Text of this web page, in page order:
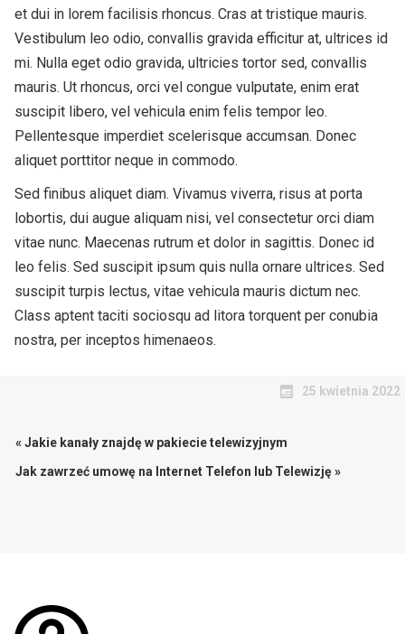
et dui in lorem facilisis rhoncus. Cras at tristique mauris.
Vestibulum leo odio, convallis gravida efficitur at, ultrices id
mi. Nulla eget odio gravida, ultricies tortor sed, convallis
mauris. Ut rhoncus, orci vel congue vulputate, enim erat
suscipit libero, vel vehicula enim felis tempor leo.
Pellentesque imperdiet scelerisque accumsan. Donec
aliquet porttitor neque in commodo.
Sed finibus aliquet diam. Vivamus viverra, risus at porta
lobortis, dui augue aliquam nisi, vel consectetur orci diam
vitae nunc. Maecenas rutrum et dolor in sagittis. Donec id
leo felis. Sed suscipit ipsum quis nulla ornare ultrices. Sed
suscipit turpis lectus, vitae vehicula mauris dictum nec.
Class aptent taciti sociosqu ad litora torquent per conubia
nostra, per inceptos himenaeos.
25 kwietnia 2022
« Jakie kanały znajdę w pakiecie telewizyjnym
Jak zawrzeć umowę na Internet Telefon lub Telewizję »